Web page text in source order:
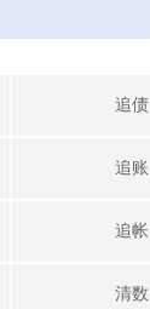
追债
追账
追帐
清数